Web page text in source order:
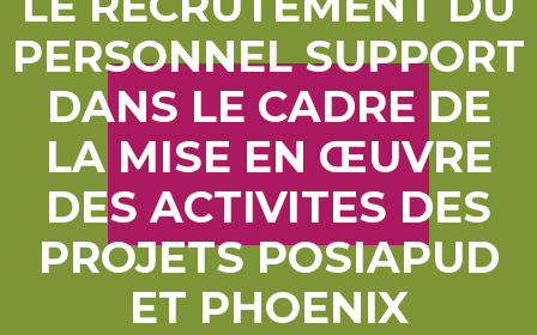
PERSONNEL SUPPORT
DANS LE CADRE DE
LA MISE EN ŒUVRE
DES ACTIVITES DES
PROJETS POSIAPUD
ET PHOENIX